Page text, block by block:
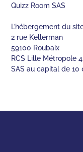
Quizz Room SAS
L’hébergement du
2 rue Kellerman
59100 Roubaix
RCS Lille Métropole
SAS au capital de 10